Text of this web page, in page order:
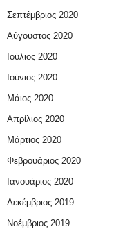
Σεπτέμβριος 2020
Αύγουστος 2020
Ιούλιος 2020
Ιούνιος 2020
Μάιος 2020
Απρίλιος 2020
Μάρτιος 2020
Φεβρουάριος 2020
Ιανουάριος 2020
Δεκέμβριος 2019
Νοέμβριος 2019